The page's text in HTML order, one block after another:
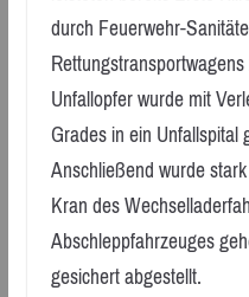
durch Feuerwehr-
Unfallopfer wurde mit
Grades in ein Unfallspital
Anschließend wurde
Kran des
Abschleppfahrzeuges
gesichert abgestellt.